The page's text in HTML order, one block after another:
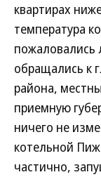
квартирах
температура
обращались к
района,
приемную
ничего не
котельной
частично,